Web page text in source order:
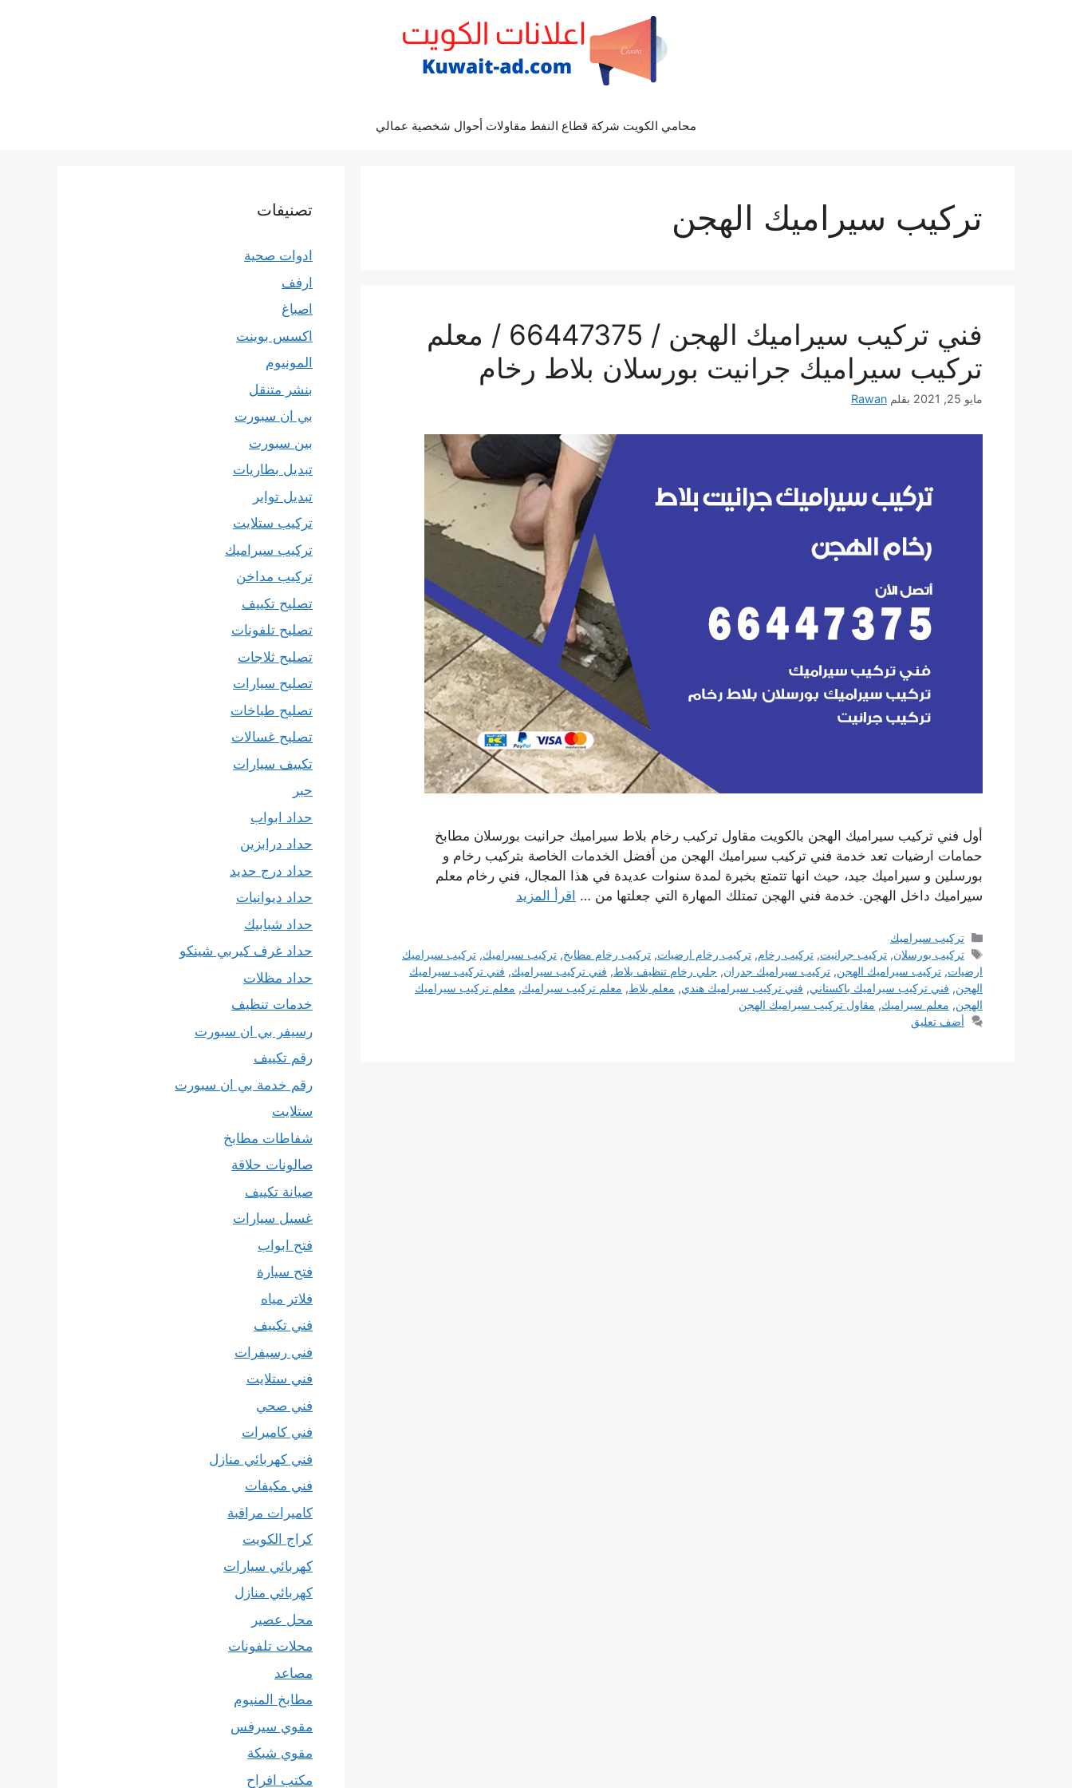
محامي الكويت شركة قطاع النفط مقاولات أحوال شخصية عمالي
تركيب سيراميك الهجن
فني تركيب سيراميك الهجن / 66447375 / معلم
تركيب سيراميك جرانيت بورسلان بلاط رخام
مايو 25, 2021 بقلم Rawan
أول فني تركيب سيراميك الهجن بالكويت مقاول تركيب رخام بلاط سيراميك جرانيت بورسلان مطابخ
حمامات ارضيات تعد خدمة فني تركيب سيراميك الهجن من أفضل الخدمات الخاصة بتركيب رخام و
بورسلين و سيراميك جيد، حيث انها تتمتع بخبرة لمدة سنوات عديدة في هذا المجال، فني رخام معلم
سيراميك داخل الهجن. خدمة فني الهجن تمتلك المهارة التي جعلتها من … اقرأ المزيد
التصنيفات
تركيب سيراميك
الوسوم
تركيب بورسلان,تركيب جرانيت,تركيب رخام,تركيب رخام ارضيات,تركيب رخام مطابخ,تركيب سيراميك,تركيب سيراميك
ارضيات, تركيب سيراميك الهجن, تركيب سيراميك جدران, جلي رخام تنظيف بلاط, فني تركيب سيراميك, فني تركيب سيراميك
الهجن, فني تركيب سيراميك باكستاني, فني تركيب سيراميك هندي, معلم بلاط, معلم تركيب سيراميك, معلم تركيب سيراميك
الهجن, معلم سيراميك, مقاول تركيب سيراميك الهجن
أضف تعليق
تصنيفات
ادوات صحية
ارفف
اصباغ
اكسس بوينت
المونيوم
بنشر متنقل
بي ان سبورت
بين سبورت
تبديل بطاريات
تبديل تواير
تركيب ستلايت
تركيب سيراميك
تركيب مداخن
تصليح تكييف
تصليح تلفونات
تصليح ثلاجات
تصليح سيارات
تصليح طباخات
تصليح غسالات
تكييف سيارات
حبر
حداد ابواب
حداد درابزين
حداد درج حديد
حداد ديوانيات
حداد شبابيك
حداد غرف كيربي شينكو
حداد مظلات
خدمات تنظيف
رسيفر بي ان سبورت
رقم تكييف
رقم خدمة بي ان سبورت
ستلايت
شفاطات مطابخ
صالونات حلاقة
صيانة تكييف
غسيل سيارات
فتح ابواب
فتح سيارة
فلاتر مياه
فني تكييف
فني رسيفرات
فني ستلايت
فني صحي
فني كاميرات
فني كهربائي منازل
فني مكيفات
كاميرات مراقبة
كراج الكويت
كهربائي سيارات
كهربائي منازل
محل عصير
محلات تلفونات
مصاعد
مطابخ المنيوم
مقوي سيرفس
مقوي شبكة
مكتب افراح